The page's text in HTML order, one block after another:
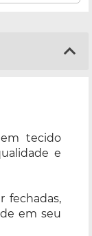
tecido
e
fechadas,
em seu